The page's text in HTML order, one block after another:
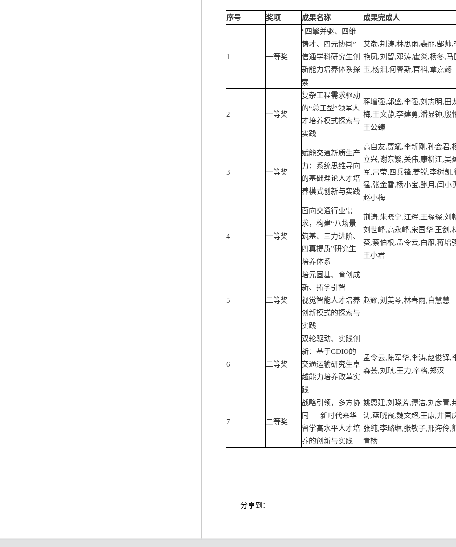
序号 奖项 成果名称 成果完成人
1 一等奖
“四擎并驱、四维
铸才、四元协同”
信通学科研究生创
新能力培养体系探
索
艾渤,荆涛,林思雨,裴丽,郜帅,
艳凤,刘留,邓涛,霍炎,杨冬,马
玉,杨汨,何睿斯,官科,章嘉懿
2 一等奖
复杂工程需求驱动
的“总工型”领军人
才培养模式探索与
实践
蒋增强,郭盛,李强,刘志明,田
梅,王文静,李建勇,潘显钟,殷
王公臻
3 一等奖
赋能交通新质生产
力：系统思维导向
的基础理论人才培
养模式创新与实践
高自友,贾斌,李新刚,孙会君,
立兴,谢东繁,关伟,康柳江,吴
军,吕莹,四兵锋,姜锐,李树凯,
猛,张金雷,杨小宝,鲍月,闫小
赵小梅
4 一等奖
面向交通行业需
求，构建“八场景
筑基、三力进阶、
四真提质”研究生
培养体系
荆涛,朱晓宁,江辉,王琛琛,刘
刘世峰,高永峰,宋国华,王剑,
葵,蔡伯根,孟令云,白雁,蒋增
王小君
5 二等奖
培元固基、育创成
新、拓学引智——
视觉智能人才培养
创新模式的探索与
实践
赵耀,刘美琴,林春雨,白慧慧
6 二等奖
双轮驱动、实践创
新：基于CDIO的
交通运输研究生卓
越能力培养改革实
践
孟令云,陈军华,李涛,赵俊铎,
森荟,刘琪,王力,辛格,郑汉
7 二等奖
战略引领，多方协
同 — 新时代来华
留学高水平人才培
养的创新与实践
姚恩建,刘晓芳,谭洁,刘彦青,
涛,蓝晓霞,魏文超,王康,井国
张纯,李璐琳,张敏子,邢海伶,
青杨
分享到：